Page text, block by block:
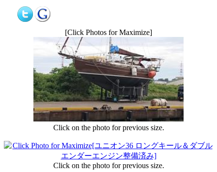
[Click Photos for Maximize]
Click on the photo for previous size.
Click on the photo for previous size.